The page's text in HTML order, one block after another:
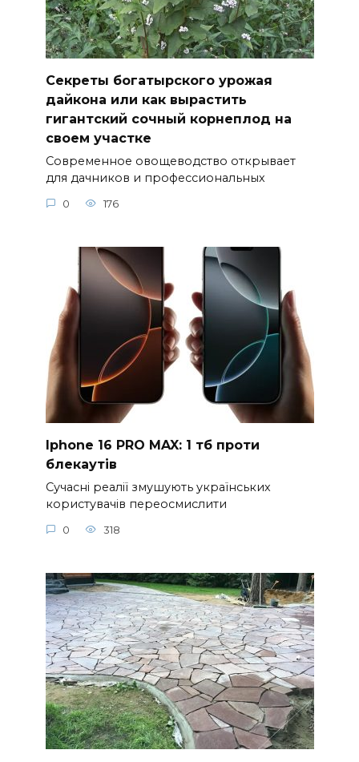
Секреты богатырского урожая
дайкона или как вырастить
гигантский сочный корнеплод на
своем участке
Современное овощеводство открывает
для дачников и профессиональных
0 176
Iphone 16 PRO MAX: 1 тб проти
блекаутів
Сучасні реалії змушують українських
користувачів переосмислити
0 318